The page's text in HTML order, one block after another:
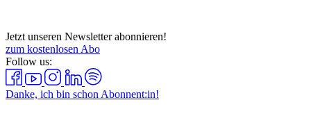
Jetzt unseren Newsletter abonnieren!
zum kostenlosen Abo
Follow us:
Danke, ich bin schon Abonnent:in!